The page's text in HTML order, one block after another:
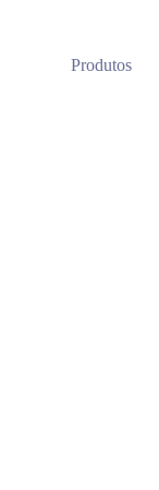
Produtos